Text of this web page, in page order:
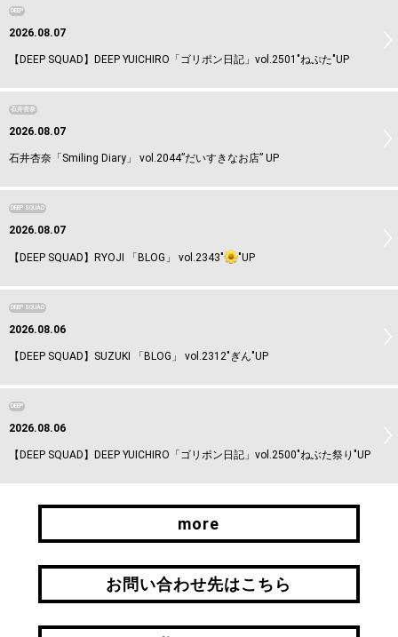
DEEP
2026.08.07
【DEEP SQUAD】DEEP YUICHIRO「ゴリポン日記」vol.2501"ねぷた"UP
石井杏奈
2026.08.07
石井杏奈「Smiling Diary」 vol.2044”だいすきなお店” UP
DEEP SQUAD
2026.08.07
【DEEP SQUAD】RYOJI 「BLOG」 vol.2343" "UP
DEEP SQUAD
2026.08.06
【DEEP SQUAD】SUZUKI 「BLOG」 vol.2312"ぎん"UP
DEEP
2026.08.06
【DEEP SQUAD】DEEP YUICHIRO「ゴリポン日記」vol.2500"ねぶた祭り"UP
more
more
お問い合わせ先はこちら
お問い合わせ先はこちら
引継ぎはこちら